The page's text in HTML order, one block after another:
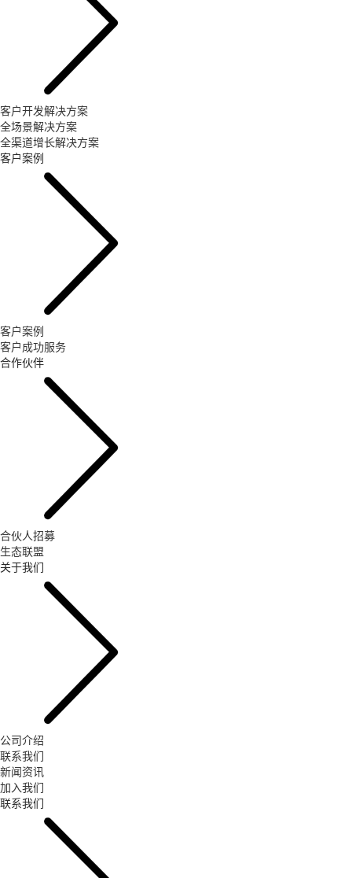
客户开发解决方案
全场景解决方案
全渠道增长解决方案
客户案例
客户案例
客户成功服务
合作伙伴
合伙人招募
生态联盟
关于我们
公司介绍
联系我们
新闻资讯
加入我们
联系我们